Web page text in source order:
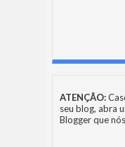
ATENÇÃO:
seu blog, abra
Bloggerque